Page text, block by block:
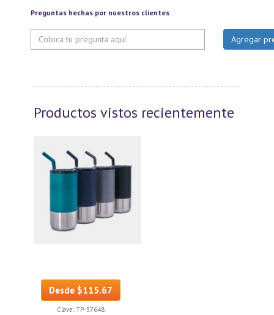
Preguntas hechas por nuestros clientes
Productos vistos recientemente
Desde $115.67
Clave: TP-37648